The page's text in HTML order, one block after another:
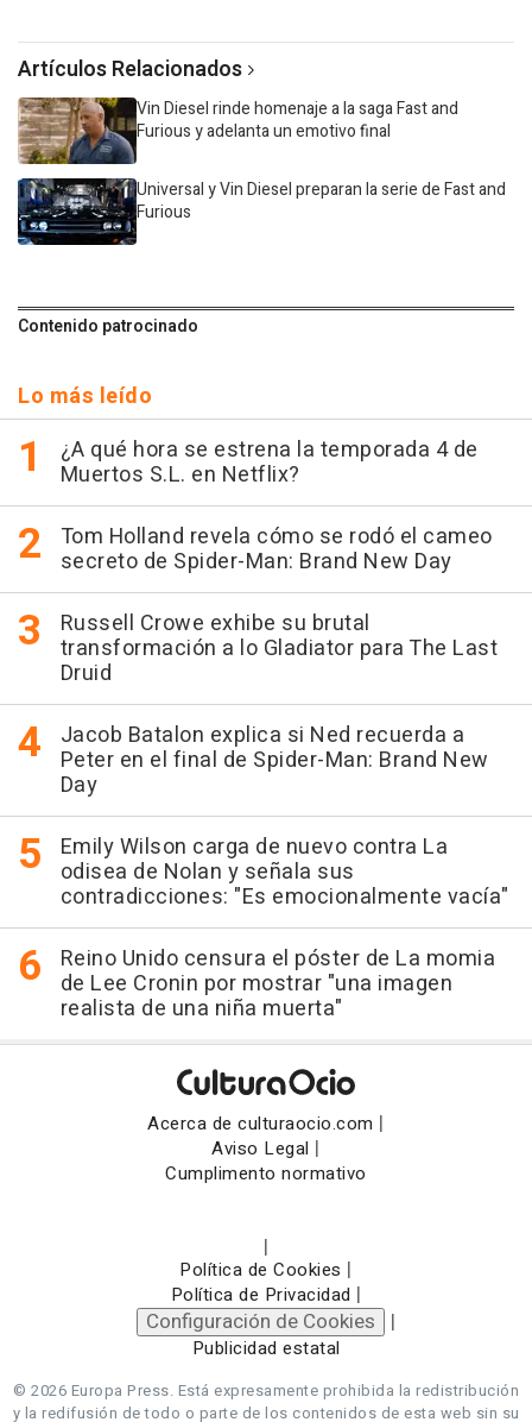
Artículos Relacionados
Vin Diesel rinde homenaje a la saga Fast and
Furious y adelanta un emotivo final
Universal y Vin Diesel preparan la serie de Fast and
Furious
Contenido patrocinado
Lo más leído
¿A qué hora se estrena la temporada 4 de
Muertos S.L. en Netflix?
Tom Holland revela cómo se rodó el cameo
secreto de Spider-Man: Brand New Day
Russell Crowe exhibe su brutal
transformación a lo Gladiator para The Last
Druid
Jacob Batalon explica si Ned recuerda a
Peter en el final de Spider-Man: Brand New
Day
Emily Wilson carga de nuevo contra La
odisea de Nolan y señala sus
contradicciones: "Es emocionalmente vacía"
Reino Unido censura el póster de La momia
de Lee Cronin por mostrar "una imagen
realista de una niña muerta"
Acerca de culturaocio.com |
Aviso Legal |
Cumplimento normativo
|
Política de Cookies |
Política de Privacidad |
Configuración de Cookies |
Publicidad estatal
© 2026 Europa Press. Está expresamente prohibida la redistribución
y la redifusión de todo o parte de los contenidos de esta web sin su